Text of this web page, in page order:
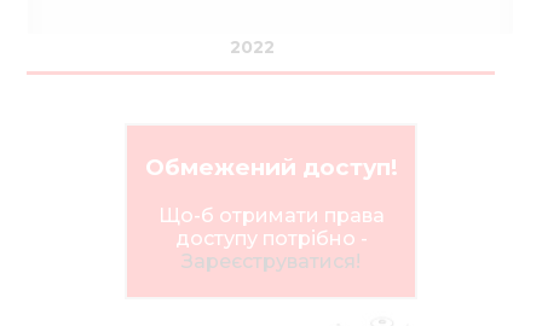
2022
Обмежений доступ!
Що-б отримати права
доступу потрібно -
Зареєструватися!